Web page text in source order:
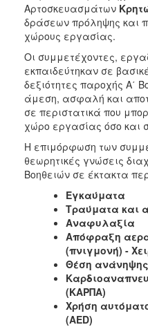
Αρτοσκευασμάτων
δράσεων πρόληψης και
χώρους εργασίας.
Οι συμμετέχοντες,
εκπαιδεύτηκαν σε
δεξιότητες παροχής Α΄
άμεση, ασφαλή και
σε περιστατικά που
χώρο εργασίας όσο και
Η επιμόρφωση των
θεωρητικές γνώσεις
Βοηθειών σε έκτακτα
Εγκαύματα
Τραύματα και
Αναφυλαξία
Απόφραξη
(πνιγμονή) -
Θέση ανάνηψης
(ΚΑΡΠΑ)
Χρήση
(AED)